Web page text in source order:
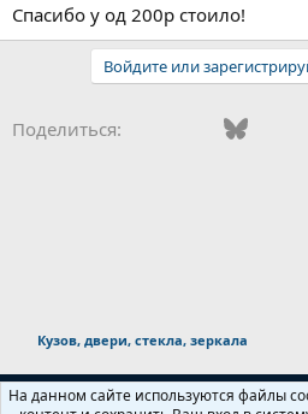
Спасибо у од 200р стоило!
Войдите или
Поделиться: Vkontakte
FacebookBluesky
Кузов, двери, стекла, зеркала
Russian (RU)
На данном сайте используются файлы